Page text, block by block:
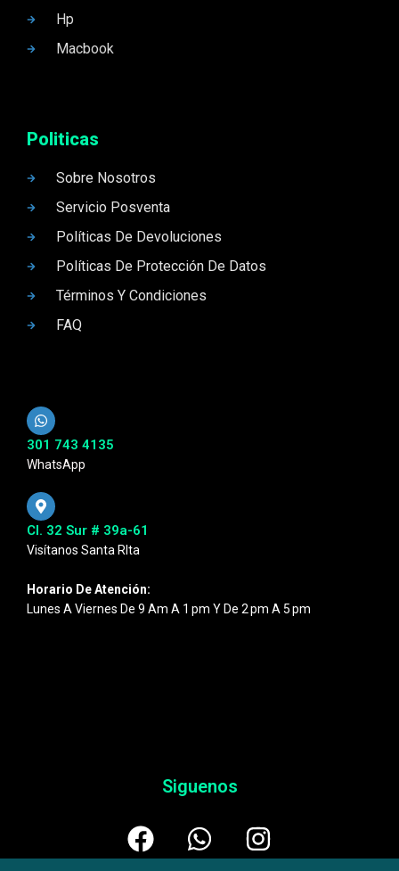
Hp
Macbook
Politicas
Sobre Nosotros
Servicio Posventa
Políticas De Devoluciones
Políticas De Protección De Datos
Términos Y Condiciones
FAQ
301 743 4135
WhatsApp
Cl. 32 Sur # 39a-61
Visítanos Santa RIta
Horario De Atención:
Lunes A Viernes De 9 Am A 1 Pm Y De 2 Pm A 5 Pm
Siguenos